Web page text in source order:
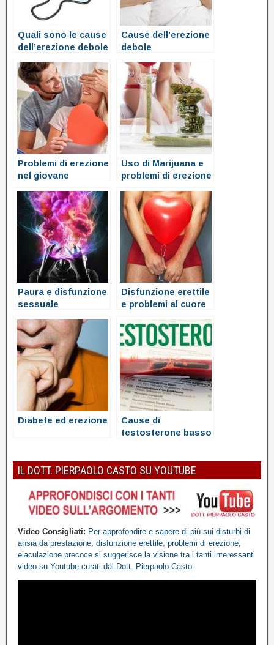
Quali sono le cause
dell’erezione debole
Cause dell’erezione
debole
Problemi di erezione
nel giovane
Uso di Marijuana e
problemi di erezione
Paura e disfunzione
sessuale
Disfunzione erettile
e problemi al cuore
Diabete ed erezione
Cause di
testosterone basso
IL DOTT. PIERPAOLO CASTO SU YOUTUBE
Video Consigliati: Per approfondire e sapere di più sui disturbi di
ansia da prestazione, disfunzione erettile, problemi di erezione,
eiaculazione precoce si suggerisce la visione tra i tanti interessanti
video su Youtube curati dal Dott. Pierpaolo Casto